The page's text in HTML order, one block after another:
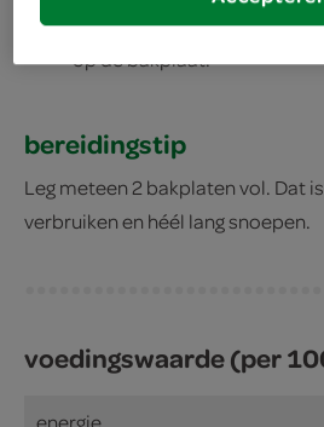
3
Droog de ananasplakken
op de bakplaat.
bereidingstip
Leg meteen 2 bakplaten vol. Dat
verbruiken en héél lang snoepen.
voedingswaarde (per
energie